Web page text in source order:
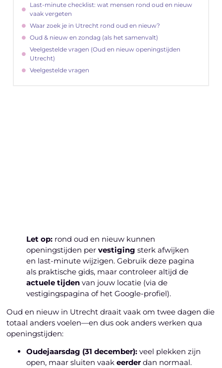
Let op: rond oud en nieuw kunnen
openingstijden pervestiging sterk afwijken
en last-minute wijzigen. Gebruik deze pagina
als praktische gids, maar controleer altijd de
actuele tijden van jouw locatie (via de
vestigingspagina of het Google-profiel).
Oud en nieuw in Utrecht draait vaak om twee dagen die
totaal anders voelen—en dus ook anders werken qua
openingstijden:
Oudejaarsdag (31 december): veel plekken zijn
open, maar sluiten vaakeerderdan normaal.
Last-minute checklist: wat mensen rond oud en nieuw
vaak vergeten
Waar zoek je in Utrecht rond oud en nieuw?
Oud & nieuw en zondag (als het samenvalt)
Veelgestelde vragen (Oud en nieuw openingstijden
Utrecht)
Veelgestelde vragen